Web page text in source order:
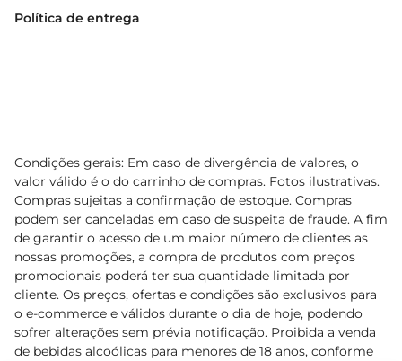
Política de entrega
Condições gerais: Em caso de divergência de valores, o
valor válido é o do carrinho de compras. Fotos ilustrativas.
Compras sujeitas a confirmação de estoque. Compras
podem ser canceladas em caso de suspeita de fraude. A fim
de garantir o acesso de um maior número de clientes as
nossas promoções, a compra de produtos com preços
promocionais poderá ter sua quantidade limitada por
cliente. Os preços, ofertas e condições são exclusivos para
o e-commerce e válidos durante o dia de hoje, podendo
sofrer alterações sem prévia notificação. Proibida a venda
de bebidas alcoólicas para menores de 18 anos, conforme